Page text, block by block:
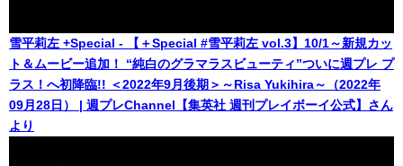
雪平莉左 +Special - 【＋Special #雪平莉左 vol.3】10/1～新規カッ
ト＆ムービー追加！ “純白のグラマラスビューティ”ついに週プレ プ
ラス！へ初降臨!! ＜2022年9月後期＞～Risa Yukihira～（2022年
09月28日） | 週プレChannel【集英社 週刊プレイボーイ公式】さん
より